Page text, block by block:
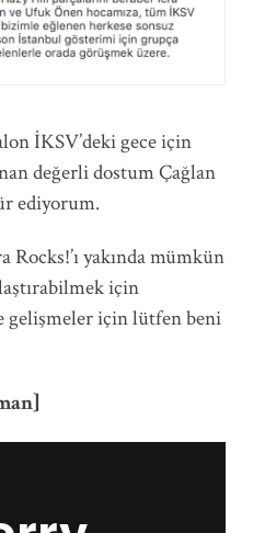
İKSV’deki gece için
değerli dostum Çağlan
ediyorum.
yakında mümkün
için
gelişmeler için lütfen beni